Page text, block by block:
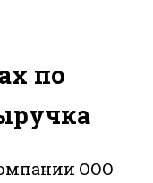
по
ООО